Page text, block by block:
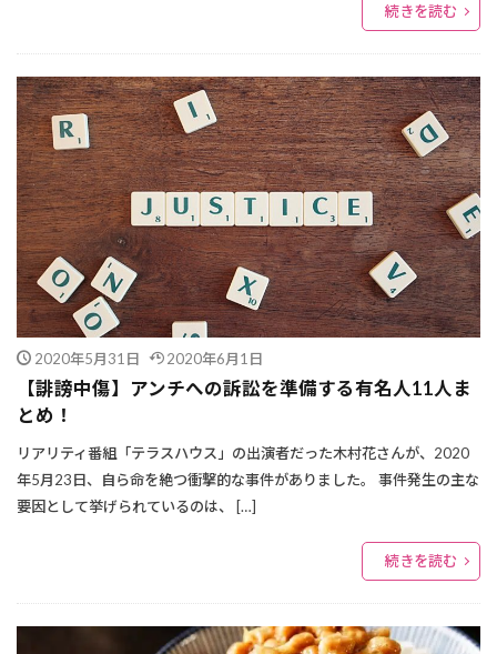
続きを読む
2020年5月31日 2020年6月1日
【誹謗中傷】アンチへの訴訟を準備する有名人11人ま
とめ！
リアリティ番組「テラスハウス」の出演者だった木村花さんが、2020
年5月23日、自ら命を絶つ衝撃的な事件がありました。 事件発生の主な
要因として挙げられているのは、 […]
続きを読む